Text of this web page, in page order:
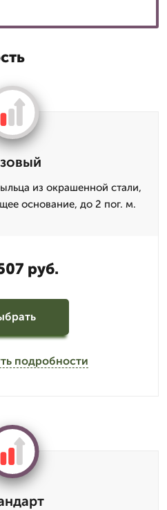
из окрашенной стали,
основание, до 2 пог. м.
руб.
подробности